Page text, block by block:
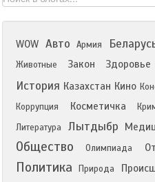
WOW Авто Армия
Животные
Закон Здоровье
История Казахстан Кино
Коррупция Косметичка
Литература Лытдыбр
Общество Олимпиада
Политика Природа